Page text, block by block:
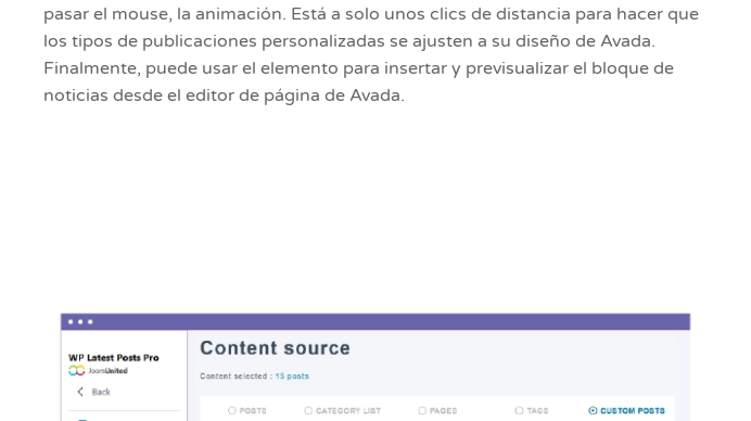
pasar el mouse, la animación. Está a solo unos clics de distancia para hacer que
los tipos de publicaciones personalizadas se ajusten a su diseño de Avada.
Finalmente, puede usar el elemento para insertar y previsualizar el bloque de
noticias desde el editor de página de Avada.